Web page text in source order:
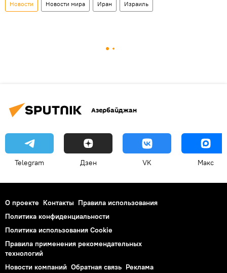
Новости Новости мира Иран Израиль
Азербайджан
Telegram Дзен VK Макс
О проекте Контакты Правила использования
Политика конфиденциальности
Политика использования Cookie
Правила применения рекомендательных
технологий
Новости компаний Обратная связь Реклама